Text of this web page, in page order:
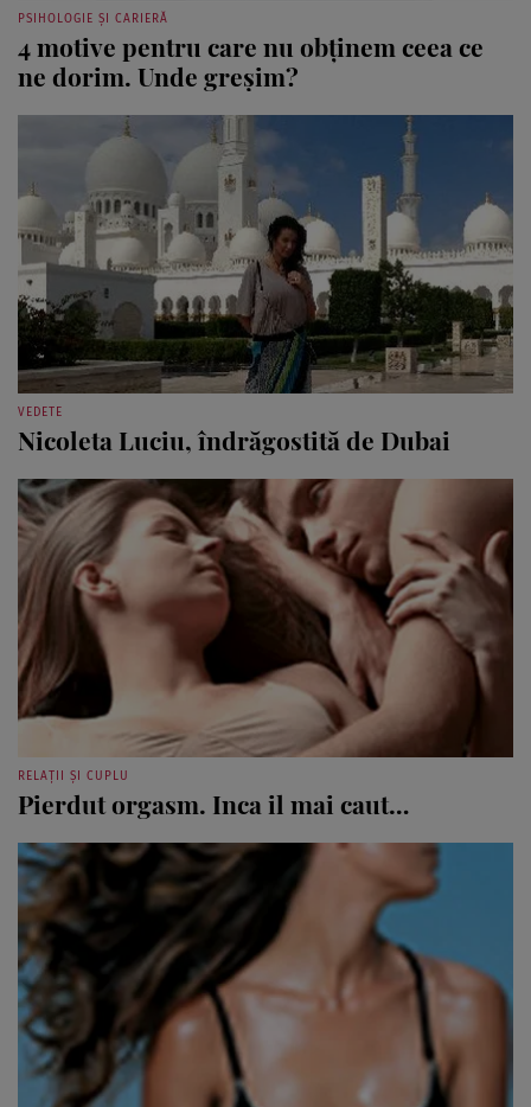
PSIHOLOGIE ȘI CARIERĂ
4 motive pentru care nu obţinem ceea ce
ne dorim. Unde greşim?
VEDETE
Nicoleta Luciu, îndrăgostită de Dubai
RELAȚII ȘI CUPLU
Pierdut orgasm. Inca il mai caut…